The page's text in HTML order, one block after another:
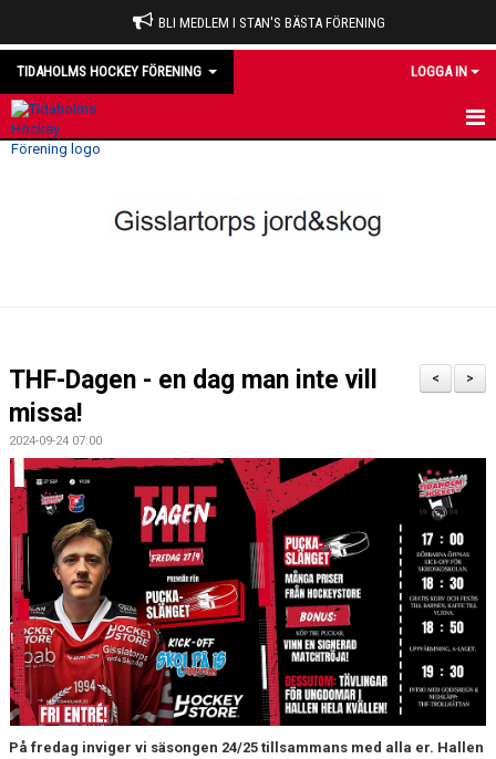
BLI MEDLEM I STAN'S BÄSTA FÖRENING
TIDAHOLMS HOCKEY FÖRENING LOGGA IN
MATCHER
DOMARE
MEDLEM
KIOSKEN
THF UNGDOMSPOLICY - RÖDA TRÅD
PROFILKLÄDER
BILDGALLERI
TRISSBOLAGET
>
<
THF-Dagen - en dag man inte vill
missa!
2024-09-24 07:00
På fredag inviger vi säsongen 24/25 tillsammans med alla er. Hallen